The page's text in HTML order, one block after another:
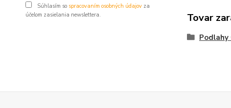
Súhlasím so spracovaním osobných údajov za
účelom zasielania newslettera.
Tovar
Podlahy